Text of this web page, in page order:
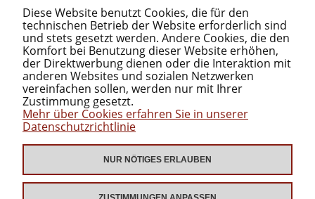
INFORMATIONEN
KATEGORIEN
ZUM DOWNLOAD
Diese Website benutzt Cookies, die für den
technischen Betrieb der Website erforderlich sind
und stets gesetzt werden. Andere Cookies, die den
Komfort bei Benutzung dieser Website erhöhen,
der Direktwerbung dienen oder die Interaktion mit
anderen Websites und sozialen Netzwerken
vereinfachen sollen, werden nur mit Ihrer
Zustimmung gesetzt.
Mehr über Cookies erfahren Sie in unserer
Datenschutzrichtlinie
NUR NÖTIGES ERLAUBEN